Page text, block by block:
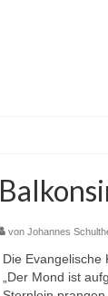
vonJohannes
Die Evangelische
„Der Mond ist